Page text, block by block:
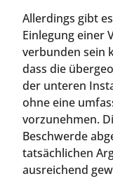
Allerdings gibt
Einlegung einer
verbunden sein
dass die
der unteren
ohne eine
vorzunehmen.
Beschwerde
tatsächlichen
ausreichend